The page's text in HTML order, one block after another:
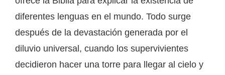
diferentes lenguas en el mundo. Todo surge
después de la devastación generada por el
diluvio universal, cuando los supervivientes
decidieron hacer una torre para llegar al cielo y